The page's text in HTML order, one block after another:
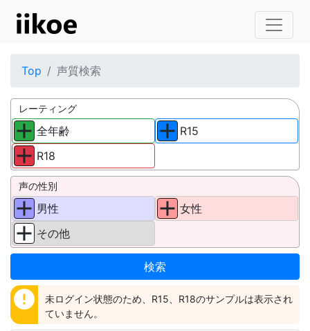
Top 声質検索
レーティング
全年齢
R18
R15
声の性別
男性
その他
女性
error
未ログイン状態のため、R15、R18のサンプルは表示され
ていません。